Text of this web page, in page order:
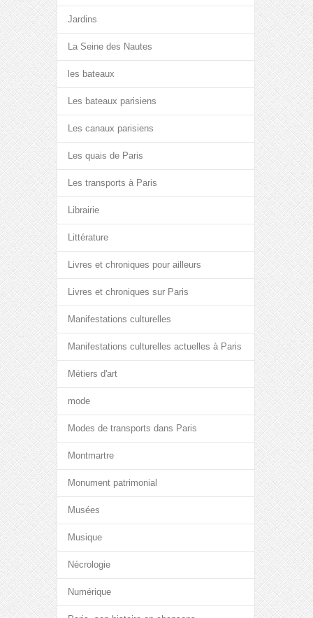
Jardins
La Seine des Nautes
les bateaux
Les bateaux parisiens
Les canaux parisiens
Les quais de Paris
Les transports à Paris
Librairie
Littérature
Livres et chroniques pour ailleurs
Livres et chroniques sur Paris
Manifestations culturelles
Manifestations culturelles actuelles à Paris
Métiers d'art
mode
Modes de transports dans Paris
Montmartre
Monument patrimonial
Musées
Musique
Nécrologie
Numérique